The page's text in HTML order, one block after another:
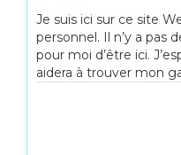
Je suis ici sur ce site
personnel. Il n’y a pas
pour moi d’être ici.
aidera à trouver mon